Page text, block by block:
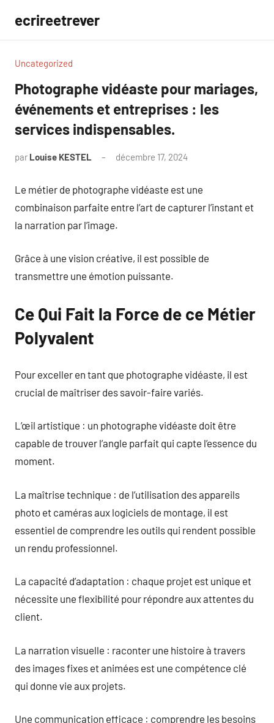
contenu
ecrireetrever
Uncategorized
Photographe vidéaste pour mariages,
événements et entreprises : les
services indispensables.
par Louise KESTEL décembre 17, 2024
Le métier de photographe vidéaste est une
combinaison parfaite entre l’art de capturer l’instant et
la narration par l’image.
Grâce à une vision créative, il est possible de
transmettre une émotion puissante.
Ce Qui Fait la Force de ce Métier
Polyvalent
Pour exceller en tant que photographe vidéaste, il est
crucial de maîtriser des savoir-faire variés.
L’œil artistique : un photographe vidéaste doit être
capable de trouver l’angle parfait qui capte l’essence du
moment.
La maîtrise technique : de l’utilisation des appareils
photo et caméras aux logiciels de montage, il est
essentiel de comprendre les outils qui rendent possible
un rendu professionnel.
La capacité d’adaptation : chaque projet est unique et
nécessite une flexibilité pour répondre aux attentes du
client.
La narration visuelle : raconter une histoire à travers
des images fixes et animées est une compétence clé
qui donne vie aux projets.
Une communication efficace : comprendre les besoins